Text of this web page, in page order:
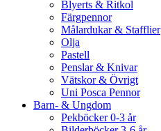
Blyerts & Ritkol
Färgpennor
Målardukar & Stafflier
Olja
Pastell
Penslar & Knivar
Vätskor & Övrigt
Uni Posca Pennor
Barn- & Ungdom
Pekböcker 0-3 år